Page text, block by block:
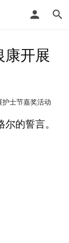
开展
士节嘉奖活动
的誓言。